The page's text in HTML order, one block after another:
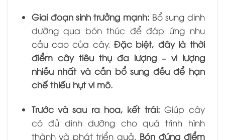
Giai đoạn sinh trưởng mạnh: Bổ sung dinh
dưỡng qua bón thúc để đáp ứng nhu
cầu cao của cây.Đặc biệt, đây là thời
điểm cây tiêu thụ đa lượng – vi lượng
nhiều nhất và cần bổ sung đều để hạn
chế thiếu hụt vi mô.
Trước và sau ra hoa, kết trái: Giúp cây
có đủ dinh dưỡng cho quá trình hình
thành và phát triển quả. Bón đúng điểm